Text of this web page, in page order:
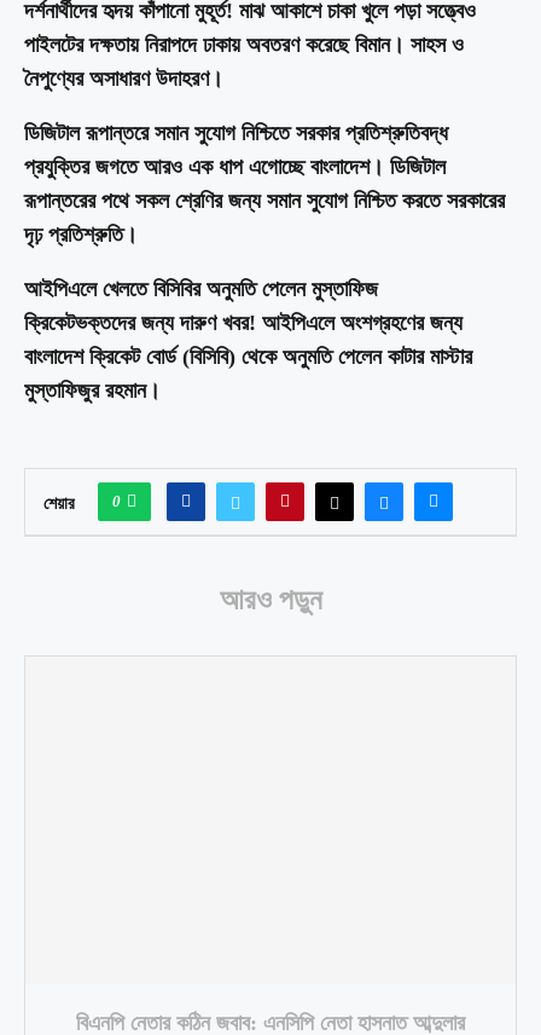
দর্শনার্থীদের হৃদয় কাঁপানো মুহূর্ত! মাঝ আকাশে চাকা খুলে পড়া সত্ত্বেও
পাইলটের দক্ষতায় নিরাপদে ঢাকায় অবতরণ করেছে বিমান। সাহস ও
নৈপুণ্যের অসাধারণ উদাহরণ।
ডিজিটাল রূপান্তরে সমান সুযোগ নিশ্চিতে সরকার প্রতিশ্রুতিবদ্ধ
প্রযুক্তির জগতে আরও এক ধাপ এগোচ্ছে বাংলাদেশ। ডিজিটাল
রূপান্তরের পথে সকল শ্রেণির জন্য সমান সুযোগ নিশ্চিত করতে সরকারের
দৃঢ় প্রতিশ্রুতি।
আইপিএলে খেলতে বিসিবির অনুমতি পেলেন মুস্তাফিজ
ক্রিকেটভক্তদের জন্য দারুণ খবর! আইপিএলে অংশগ্রহণের জন্য
বাংলাদেশ ক্রিকেট বোর্ড (বিসিবি) থেকে অনুমতি পেলেন কাটার মাস্টার
মুস্তাফিজুর রহমান।
শেয়ার 0
আরও পড়ুন
বিএনপি নেতার কঠিন জবাব: এনসিপি নেতা হাসনাত আব্দুলার